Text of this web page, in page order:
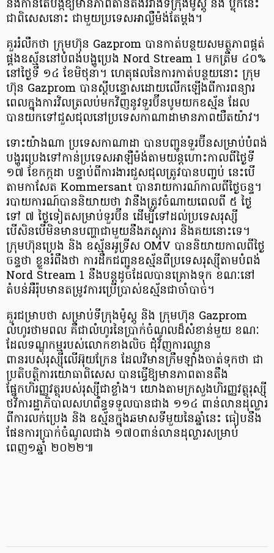
នឹងកាន់តែបង្កឱ្យមានភាពតានតឹងរវាងទីក្រុងម៉ូស្គូ និង ប្លុកនេះ
ជាពិសេសនោះ ជាមួយប្រទេសអាល្លឺម៉ង់តែម្តង។
គួររំលឹកថា ក្រុមហ៊ុន Gazprom បានកាត់បន្ថយសមត្ថភាពផ្គត់
ផ្គងឧស្ម័ននៅបំពង់បង្ហូប្រេង Nord Stream 1 មកត្រឹម ៤០%
នៅថ្ងៃទី ១៤ ខែមិថុនា។ ហេតុផលនៃការកាត់បន្ថយនោះ ក្រុម
ហ៊ុន Gazprom បានស្តីបន្ទោសដោយលើកឡើងពីការពន្យារ
ពេលក្នុងការវិលត្រលប់មកវិញនូវទួរប៊ីនបូមយកឧស្ម័ន ដែល
បានយកទៅជួសជុលនៅប្រទេសកាណាដាមានភាពយឺតយ៉ាវ។
ទោះយ៉ាងណា ប្រទេសកាណាដា បានបញ្ជូនទួរប៊ីនសម្រាប់បំពង់
បង្ហូរប្រេងទៅកាន់ប្រទេសអាឡឺម៉ង់តាមយន្តហោះកាលពីថ្ងៃទី
១៧ ខែកក្កដា បន្ទាប់ពីការងារជួសជុលត្រូវបានបញ្ចប់ នេះបើ
តាមកាសែត Kommersant បានរាយការណ៍កាលពីថ្ងៃចន្ទ។
របាយការណ៍បាននិយាយថា វានឹងត្រូវចំណាយពេលពី ៥ ថ្ងៃ
ទៅ ៧ ថ្ងៃទៀតសម្រាប់ទួរប៊ីន ដើម្បីទៅដល់ប្រទេសរុស្សី
បើសិនបើមិនមានបញ្ហាជាមួយនឹងភស្តុភារ និងគយនោះទេ។
ក្រុមហ៊ុនប្រេង និង ឧស្ម័នអូទ្រីស OMV បាននិយាយកាលពីថ្ងៃ
ចន្ទថា ខ្លួនរំពឹងថា ការដឹកជញ្ជូនឧស្ម័នពីប្រទេសរុស្ស៊ីតាមបំពង់
Nord Stream 1 នឹងបន្តដូចដែលបានគ្រោងទុក ខណៈនៅ
តំបន់អឺរ៉ុបមានតម្រូវការប្រើប្រាស់ឧស្ម័នជាចាំបាច់។
គួរជម្រាបថា សម្រាប់ទីក្រុងម៉ូស្គូ និង ក្រុមហ៊ុន Gazprom
លំហូរថាមពល គឺជាលំហូរនៃប្រាក់ចំណូលដ៏សំខាន់មួយ ខណៈ
ដែលទណ្ឌកម្មរបស់លោកខាងលិច ជុំវិញការឈ្លាន
ពានរបស់រុស្ស៊ីលើអ៊ុយក្រែន ដែលវិមានក្រឹមឡាំងចាត់ទុកថា ជា
ប្រតិបត្តិការយោធាពិសេស បានធ្វើឱ្យមានភាពតានតឹង
ផ្នែកហិរញ្ញវត្ថុរបស់រុស្ស៊ីជាខ្លាំង។ យោងតាមក្រសួងហិរញ្ញវត្ថុរុស្ស៊ី
ថវិការដ្ឋាភិបាលសហព័ន្ធទទួលបានជាង ១១៤ ពាន់លានដុល្លារ
ពីការលក់ប្រេង និង ឧស្ម័នក្នុងឆមាសទីមួយនៃឆ្នាំនេះ ធៀបនឹង
ផែនការប្រាក់ចំណូលជាង ១៧០ពាន់លានដុល្លារសម្រាប់
ពេញ១ឆ្នាំ ២០២២៕